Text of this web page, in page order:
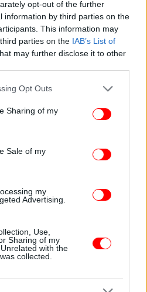
opt-out of the further
information by third parties on the
This information may
parties on the IAB’s List of
may further disclose it to other
app uses one or more Google
behaviour. You may click to
and its third-party tags to
purposes in below Google
Opt Outs
Sharing of my
Sale of my
my
Advertising.
Use,
Sharing of my
with the
collected.
μένουν όρθιοι, οι
πάντα τον τρόπο να
γύρισε το παιχνίδι,
για τον άνθρωπο που
χρόνο.
αθλητής στην ιστορία των